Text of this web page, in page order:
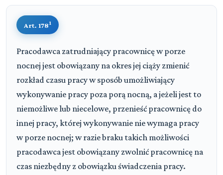
Art. 1781
Pracodawca zatrudniający pracownicę w porze
nocnej jest obowiązany na okres jej ciąży zmienić
rozkład czasu pracy w sposób umożliwiający
wykonywanie pracy poza porą nocną, a jeżeli jest to
niemożliwe lub niecelowe, przenieść pracownicę do
innej pracy, której wykonywanie nie wymaga pracy
w porze nocnej; w razie braku takich możliwości
pracodawca jest obowiązany zwolnić pracownicę na
czas niezbędny z obowiązku świadczenia pracy.